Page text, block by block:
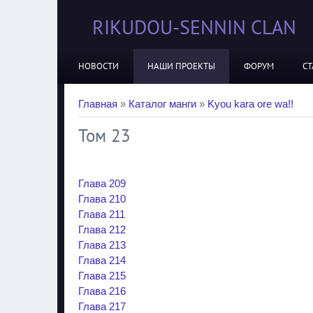
RIKUDOU-SENNIN CLAN
НОВОСТИ НАШИ ПРОЕКТЫ ФОРУМ
Главная » Каталог манги » Kyou kara ore wa!!
Том 23
Глава 209
Глава 210
Глава 211
Глава 212
Глава 213
Глава 214
Глава 215
Глава 216
Глава 217